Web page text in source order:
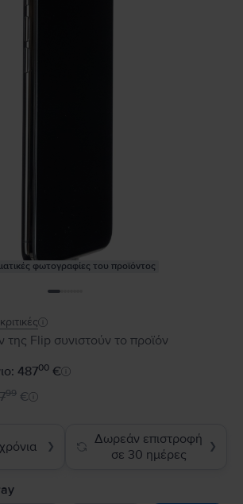
φωτογραφίες του προϊόντος
κριτικές
Flip συνιστούν το προϊόν
48700 €
99 €
❯
Δωρεάν επιστροφή
σε 30 ημέρες
❯